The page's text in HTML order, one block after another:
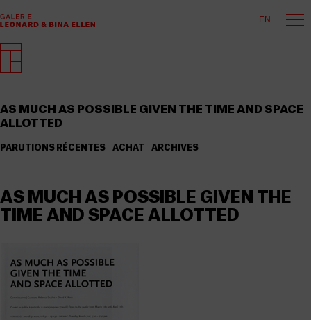
EN
AS MUCH AS POSSIBLE GIVEN THE TIME AND SPACE
ALLOTTED
PARUTIONS RÉCENTES ACHAT ARCHIVES
AS MUCH AS POSSIBLE GIVEN THE
TIME AND SPACE ALLOTTED